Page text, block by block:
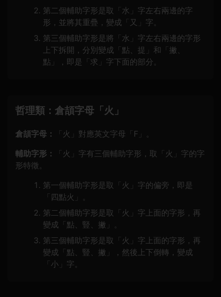
第二個輔助字形是取「水」字左右兩邊的字
形，並將其重疊，變成「又」字。
第三個輔助字形是將「水」字左右兩邊的字形
上下拆開，分別變成「點、提」和「撇、
點」，即是「求」字下面的部分。
哲理類：倉頡字母「火」
倉頡字母：
「火」對應英文字母「F」。
輔助字形：
「火」字有三個輔助字形，取「火」字的字
形特徵。
第一個輔助字形是取「火」字的偏旁，即是
「四點火」。
第二個輔助字形是取「火」字上面的字形，再
變成「點、豎、撇」。
第三個輔助字形是取「火」字上面的字形，再
變成「點、豎、撇」，然後上下倒轉，變成
「小」字。